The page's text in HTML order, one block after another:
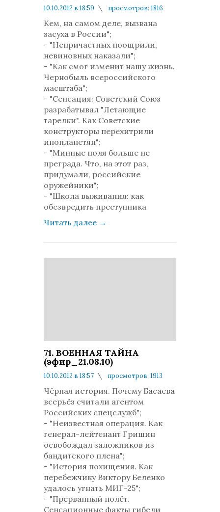
10.10.2012 в 18:59
просмотров: 1816
Kем, на самом деле, вызвана
засуха в России";
- "Непричастных поощрили,
невиновных наказали";
- "Как смог изменит нашу жизнь.
Чернобыль всероссийского
масштаба";
- "Сенсация: Советский Союз
разрабатывал "Летающие
тарелки". Как Советские
конструкторы перехитрили
инопланетян";
- "Минные поля больше не
преграда. Что, на этот раз,
придумали, российские
оружейники";
- "Школа выживания: как
обезвредить преступника
Читать далее →
71. ВОЕННАЯ ТАЙНА
(эфир_21.08.10)
10.10.2012 в 18:57
просмотров: 1913
Чёрная история. Почему Басаева
всерьёз считали агентом
Российских спецслужб";
- "Неизвестная операция. Как
генерал-лейтенант Гришин
освобождал заложников из
бандитского плена";
- "История похищения. Как
перебежчику Виктору Беленко
удалось угнать МИГ-25";
- "Прерванный полёт.
Сенсационные факты гибели